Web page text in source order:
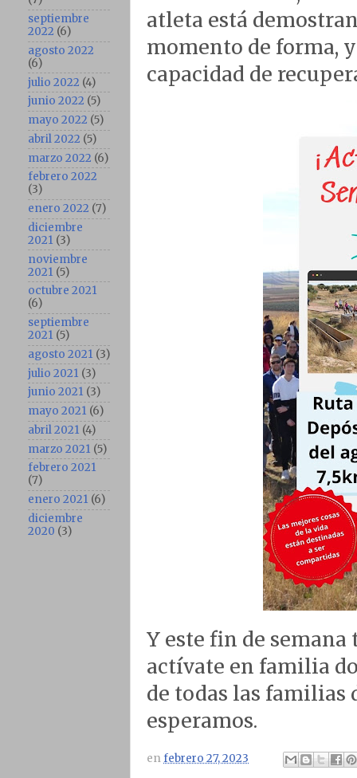
atleta está
momento de forma,
capacidad de
Y este fin de
actívate en familia
de todas las familias
esperamos.
enfebrero 27, 2023
septiembre
2022 (6)
agosto 2022
(6)
julio 2022 (4)
junio 2022 (5)
mayo 2022 (5)
abril 2022 (5)
marzo 2022 (6)
febrero 2022
(3)
enero 2022 (7)
diciembre
2021 (3)
noviembre
2021 (5)
octubre 2021
(6)
septiembre
2021 (5)
agosto 2021 (3)
julio 2021 (3)
junio 2021 (3)
mayo 2021 (6)
abril 2021 (4)
marzo 2021 (5)
febrero 2021
(7)
enero 2021 (6)
diciembre
2020 (3)